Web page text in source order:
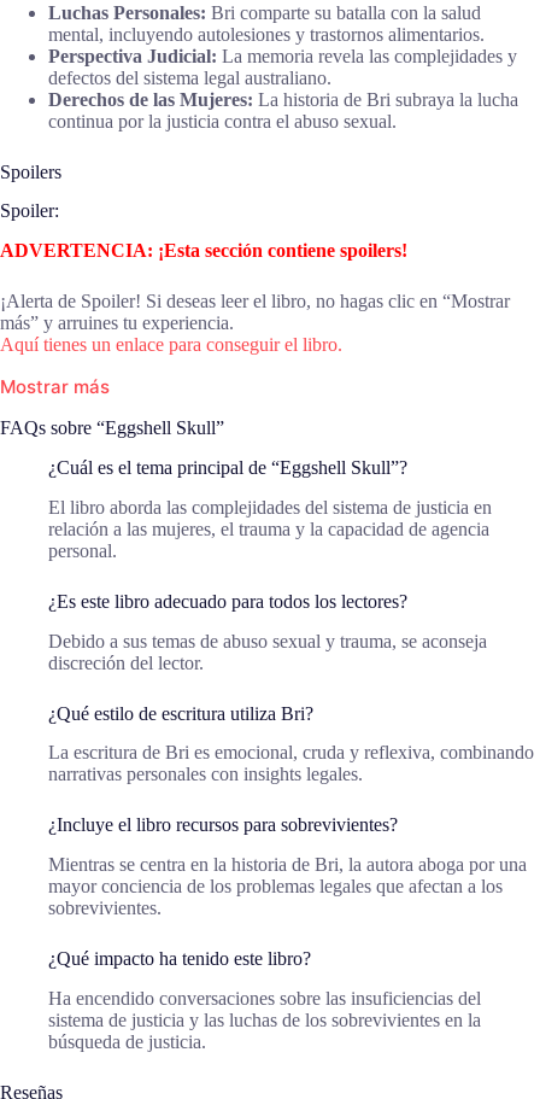
Luchas Personales: Bri comparte su batalla con la salud
mental, incluyendo autolesiones y trastornos alimentarios.
Perspectiva Judicial: La memoria revela las complejidades y
defectos del sistema legal australiano.
Derechos de las Mujeres: La historia de Bri subraya la lucha
continua por la justicia contra el abuso sexual.
Spoilers
Spoiler:
ADVERTENCIA: ¡Esta sección contiene spoilers!
¡Alerta de Spoiler! Si deseas leer el libro, no hagas clic en “Mostrar
más” y arruines tu experiencia.
Aquí tienes un enlace para conseguir el libro.
Mostrar más
FAQs sobre “Eggshell Skull”
¿Cuál es el tema principal de “Eggshell Skull”?
El libro aborda las complejidades del sistema de justicia en
relación a las mujeres, el trauma y la capacidad de agencia
personal.
¿Es este libro adecuado para todos los lectores?
Debido a sus temas de abuso sexual y trauma, se aconseja
discreción del lector.
¿Qué estilo de escritura utiliza Bri?
La escritura de Bri es emocional, cruda y reflexiva, combinando
narrativas personales con insights legales.
¿Incluye el libro recursos para sobrevivientes?
Mientras se centra en la historia de Bri, la autora aboga por una
mayor conciencia de los problemas legales que afectan a los
sobrevivientes.
¿Qué impacto ha tenido este libro?
Ha encendido conversaciones sobre las insuficiencias del
sistema de justicia y las luchas de los sobrevivientes en la
búsqueda de justicia.
Reseñas